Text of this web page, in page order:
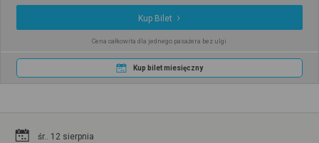
Kup Bilet
Cena całkowita dla jednego pasażera bez ulgi
Kup bilet miesięczny
śr.. 12 sierpnia